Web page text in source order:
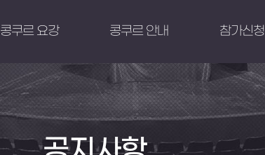
콩쿠르 요강 콩쿠르 안내 참가신청